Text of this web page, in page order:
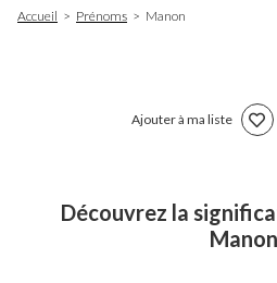
d'Ariane
Accueil Prénoms Manon
Ajouter à ma liste
Découvrez la
Manon